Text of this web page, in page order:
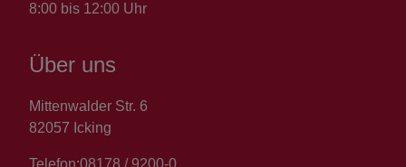
8:00 bis 12:00 Uhr
Über uns
Mittenwalder Str. 6
82057 Icking
Telefon:08178 / 9200-0